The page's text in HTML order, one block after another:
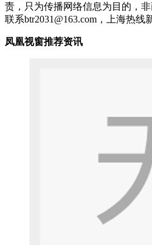
责，只为传播网络信息为目的，
联系btr2031@163.com，上海热线
凤凰视窗推荐资讯